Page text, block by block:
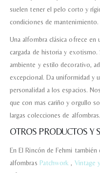
suelen tener el pelo corto y
condiciones de mantenimiento.
Una alfombra clásica ofrece en
cargada de historia y
ambiente y estilo decorativo,
excepcional. Da uniformidad y
personalidad a los espacios.
que con mas cariño y orgullo
largas colecciones de alfombras.
OTROS PRODUCTOS Y
En El Rincón de Fehmi
alfombras Patchwork , Vintage